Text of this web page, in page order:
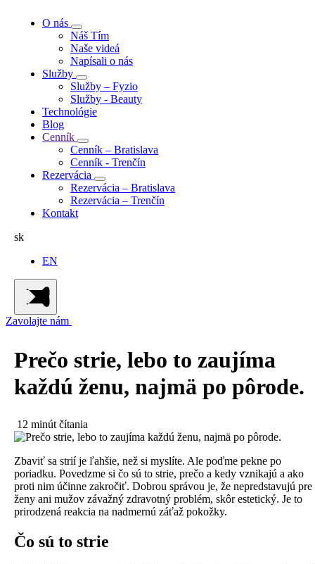
O nás
Náš Tím
Naše videá
Napísali o nás
Služby
Služby – Fyzio
Služby - Beauty
Technológie
Blog
Cenník
Cenník – Bratislava
Cenník - Trenčín
Rezervácia
Rezervácia – Bratislava
Rezervácia – Trenčín
Kontakt
sk
EN
Zavolajte nám
Prečo strie, lebo to zaujíma
každú ženu, najmä po pôrode.
12 minút čítania
Zbaviť sa strií je ľahšie, než si myslíte. Ale poďme pekne po
poriadku. Povedzme si čo sú to strie, prečo a kedy vznikajú a ako
proti nim účinne zakročiť. Dobrou správou je, že nepredstavujú pre
ženy ani mužov závažný zdravotný problém, skôr estetický. Je to
prirodzená reakcia na nadmernú záťaž pokožky.
Čo sú to strie